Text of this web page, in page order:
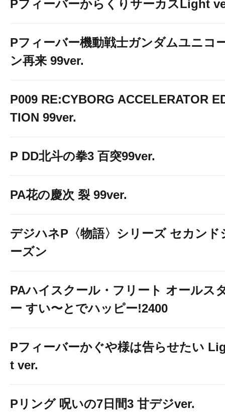
PフィーバーからくりサーカスLight
Pフィーバー機動戦士ガンダムユニコ
ン再来 99ver.
P009 RE:CYBORG ACCELERATOR
TION 99ver.
P DD北斗の拳3 百突99ver.
PA花の慶次 裂 99ver.
デジハネP〈物語〉シリーズ セカンド
ーズン
PAハイスクール・フリート オールス
ー すい〜とでハッピー!2400
Pフィーバーかぐや様は告らせたい
t ver.
Pリング 呪いの7日間3 甘デジver.